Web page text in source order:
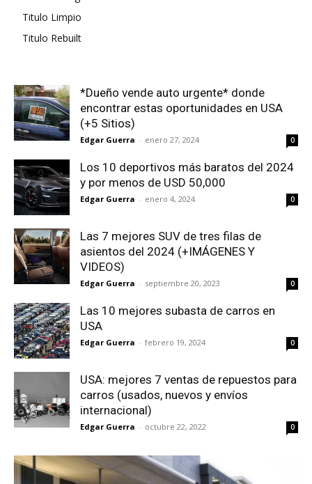
Titulo Limpio
Titulo Rebuilt
*Dueño vende auto urgente* donde
encontrar estas oportunidades en USA
(+5 Sitios)
Edgar Guerra - enero 27, 2024 0
Los 10 deportivos más baratos del 2024
y por menos de USD 50,000
Edgar Guerra - enero 4, 2024 0
Las 7 mejores SUV de tres filas de
asientos del 2024 (+IMÁGENES Y
VIDEOS)
Edgar Guerra - septiembre 20, 2023 0
Las 10 mejores subasta de carros en
USA
Edgar Guerra - febrero 19, 2024 0
USA: mejores 7 ventas de repuestos para
carros (usados, nuevos y envíos
internacional)
Edgar Guerra - octubre 22, 2022 0